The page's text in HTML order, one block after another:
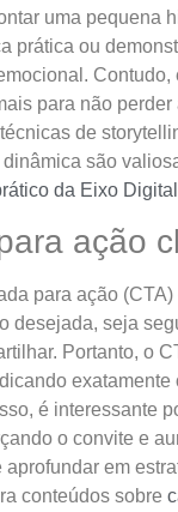
uma pequena
prática ou
Contudo,
para não perder
de
são
da Eixo Digital
ação
para ação
desejada, seja
Portanto, o
exatamente
é interessante
o convite e
em
conteúdos sobre